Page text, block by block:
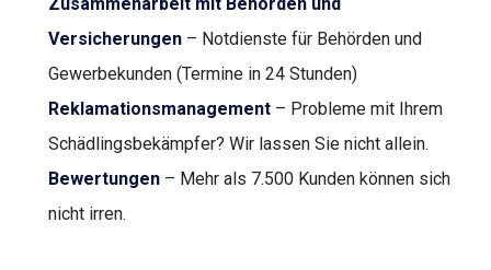
Versicherungen – Notdienste für Behörden und
Gewerbekunden (Termine in 24 Stunden)
Reklamationsmanagement – Probleme mit Ihrem
Schädlingsbekämpfer? Wir lassen Sie nicht allein.
Bewertungen – Mehr als 7.500 Kunden können sich
nicht irren.